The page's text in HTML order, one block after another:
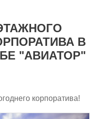
В
"АВИАТОР"
корпоратива!